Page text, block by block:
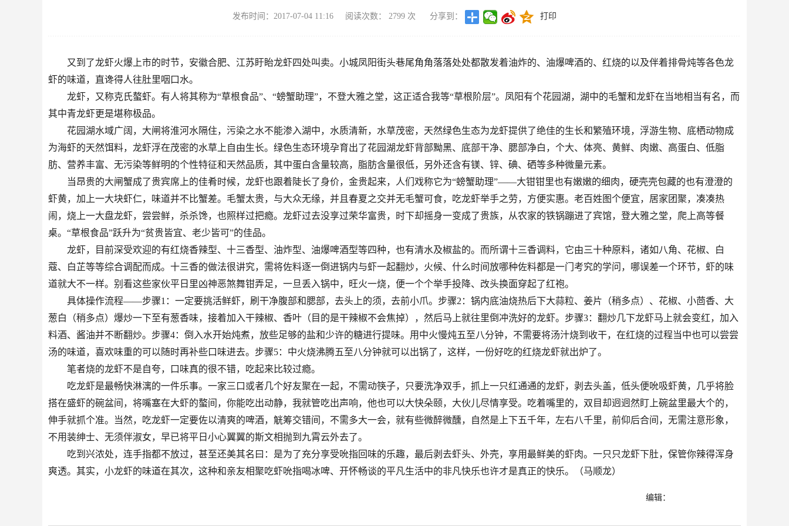
发布时间：2017-07-04 11:16 阅读次数： 2799 次 分享到： 打印
又到了龙虾火爆上市的时节，安徽合肥、江苏盱眙龙虾四处叫卖。小城凤阳街头巷尾角角落落处处都散发着油炸的、油爆啤酒的、红烧的以及伴着排骨炖等各色龙
虾的味道，直谗得人往肚里咽口水。
龙虾，又称克氏螯虾。有人将其称为“草根食品”、“螃蟹助理”，不登大雅之堂，这正适合我等“草根阶层”。凤阳有个花园湖，湖中的毛蟹和龙虾在当地相当有名，而
其中青龙虾更是堪称极品。
花园湖水域广阔，大闸将淮河水隔住，污染之水不能渗入湖中，水质清新，水草茂密，天然绿色生态为龙虾提供了绝佳的生长和繁殖环境，浮游生物、底栖动物成
为海虾的天然饵料，龙虾浮在茂密的水草上自由生长。绿色生态环境孕育出了花园湖龙虾背部黝黑、底部干净、腮部净白，个大、体亮、黄鲜、肉嫩、高蛋白、低脂
肪、营养丰富、无污染等鲜明的个性特征和天然品质，其中蛋白含量较高，脂肪含量很低，另外还含有镁、锌、碘、硒等多种微量元素。
当昂贵的大闸蟹成了贵宾席上的佳肴时候，龙虾也跟着陡长了身价，金贵起来，人们戏称它为“螃蟹助理”——大钳钳里也有嫩嫩的细肉，硬壳壳包藏的也有澄澄的
虾黄，加上一大块虾仁，味道并不比蟹差。毛蟹太贵，与大众无缘，并且春夏之交并无毛蟹可食，吃龙虾举手之劳，方便实惠。老百姓图个便宜，居家团聚，凑凑热
闹，烧上一大盘龙虾，尝尝鲜，杀杀馋，也照样过把瘾。龙虾过去没享过荣华富贵，时下却摇身一变成了贵族，从农家的铁锅蹦进了宾馆，登大雅之堂，爬上高等餐
桌。“草根食品”跃升为“贫贵皆宜、老少皆可”的佳品。
龙虾，目前深受欢迎的有红烧香辣型、十三香型、油炸型、油爆啤酒型等四种，也有清水及椒盐的。而所谓十三香调料，它由三十种原料，诸如八角、花椒、白
蔻、白芷等等综合调配而成。十三香的做法很讲究，需将佐料逐一倒进锅内与虾一起翻炒，火候、什么时间放哪种佐料都是一门考究的学问，哪误差一个环节，虾的味
道就大不一样。别看这些家伙平日里凶神恶煞舞钳弄足，一旦丢入锅中，旺火一烧，便一个个举手投降、改头换面穿起了红袍。
具体操作流程——步骤1 ：一定要挑活鲜虾，刷干净腹部和腮部，去头上的须，去前小爪。步骤2 ：锅内底油烧热后下大蒜粒、姜片（稍多点）、花椒、小茴香、大
葱白（稍多点）爆炒一下至有葱香味，接着加入干辣椒、香叶（目的是干辣椒不会焦掉），然后马上就往里倒冲洗好的龙虾。步骤3：翻炒几下龙虾马上就会变红，加入
料酒、酱油并不断翻炒。步骤4：倒入水开始炖煮，放些足够的盐和少许的糖进行提味。用中火慢炖五至八分钟，不需要将汤汁烧到收干，在红烧的过程当中也可以尝尝
汤的味道，喜欢味重的可以随时再补些口味进去。步骤5：中火烧沸腾五至八分钟就可以出锅了，这样，一份好吃的红烧龙虾就出炉了。
笔者烧的龙虾不是自夸，口味真的很不错，吃起来比较过瘾。
吃龙虾是最畅快淋漓的一件乐事。一家三口或者几个好友聚在一起，不需动筷子，只要洗净双手，抓上一只红通通的龙虾，剥去头盖，低头便吮吸虾黄，几乎将脸
搭在盛虾的碗盆间，将嘴塞在大虾的螯间，你能吃出动静，我就管吃出声响，他也可以大快朵颐，大伙儿尽情享受。吃着嘴里的，双目却迥迥然盯上碗盆里最大个的，
伸手就抓个准。当然，吃龙虾一定要佐以清爽的啤酒，觥筹交错间，不需多大一会，就有些微醉微醺，自然是上下五千年，左右八千里，前仰后合间，无需注意形象，
不用装绅士、无须伴淑女，早已将平日小心翼翼的斯文相抛到九霄云外去了。
吃到兴浓处，连手指都不放过，甚至还美其名曰：是为了充分享受吮指回味的乐趣，最后剥去虾头、外壳，享用最鲜美的虾肉。一只只龙虾下肚，保管你辣得浑身
爽透。其实，小龙虾的味道在其次，这种和亲友相聚吃虾吮指喝冰啤、开怀畅谈的平凡生活中的非凡快乐也许才是真正的快乐。（马顺龙）
编辑：